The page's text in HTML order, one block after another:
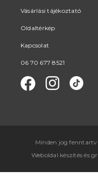
Vásárlási tájékoztató
Oldaltérkép
Kapcsolat
06 70 677 8521
Minden jog
Weboldal készítés és